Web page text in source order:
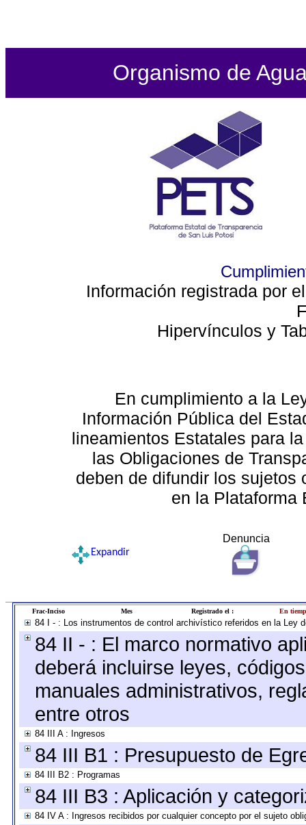
Organismo de
Información registrada por
Hipervínculos y
En cumplimiento a la
Información Pública del
lineamientos Estatales para
las Obligaciones de
deben de difundir los sujetos
en la Plataforma
Denuncia
Expandir
Frac-Inciso Mes Registrado el : En
84 I - : Los instrumentos de control archivístico referidos en la Ley
84 II - : El marco normativo
deberá incluirse leyes,
manuales administrativos,
entre otros
84 III A : Ingresos
84 III B1 : Presupuesto de
84 III B2 : Programas
84 III B3 : Aplicación y
84 IV A : Ingresos recibidos por cualquier concepto por el sujeto